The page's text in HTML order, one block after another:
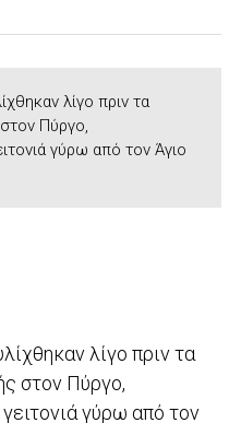
λίγο πριν τα
Πύργο,
γύρω από τον Άγιο
λίγο πριν τα
στον Πύργο,
γύρω από τον